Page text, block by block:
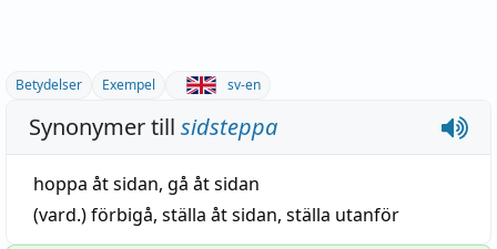
Betydelser Exempel sv-en
Synonymer till sidsteppa
hoppa åt sidan, gå åt sidan
(vard.)förbigå, ställa åt sidan, ställa utanför